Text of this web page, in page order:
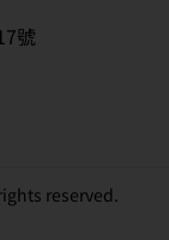
號
reserved.